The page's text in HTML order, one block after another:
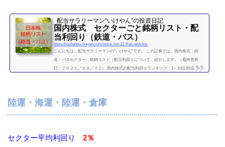
配当サラリーマン“いけやん”の投資日記 ​
国内株式 セクターごと銘柄リスト・配
当利回り（鉄道・バス）
https://kouhaitou-ikeyan.com/stock-list-22-Rail-and-bus
こんにちは。配当サラリーマンの“いけやん”です。 この記事では、国内株式 鉄
道・バスセクター 銘柄リスト・配当利回りについて、紹介します。（最終更新
日：２０２１／０８／０２） 国内株式の配当利回りランキング 1～10位 鉄道・バ
2東海旅客鉄道156.60.83（２０２...
続きを読む
陸運・海運・陸運・倉庫
セクター平均利回り 2％